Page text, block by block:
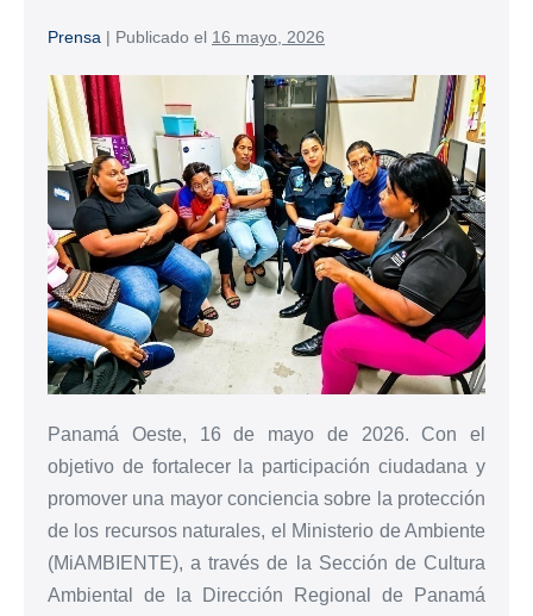
Prensa | Publicado el 16 mayo, 2026
Panamá Oeste, 16 de mayo de 2026. Con el
objetivo de fortalecer la participación ciudadana y
promover una mayor conciencia sobre la protección
de los recursos naturales, el Ministerio de Ambiente
(MiAMBIENTE), a través de la Sección de Cultura
Ambiental de la Dirección Regional de Panamá